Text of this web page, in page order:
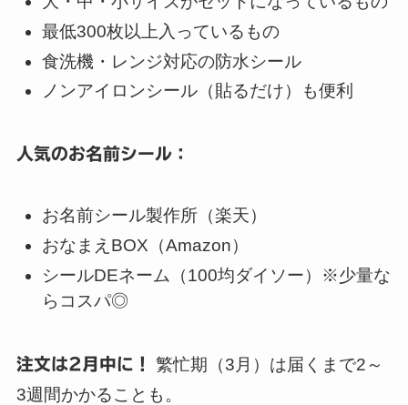
最低300枚以上入っているもの
食洗機・レンジ対応の防水シール
ノンアイロンシール（貼るだけ）も便利
人気のお名前シール：
お名前シール製作所（楽天）
おなまえBOX（Amazon）
シールDEネーム（100均ダイソー）※少量な
らコスパ◎
注文は2月中に！
繁忙期（3月）は届くまで2～
3週間かかることも。